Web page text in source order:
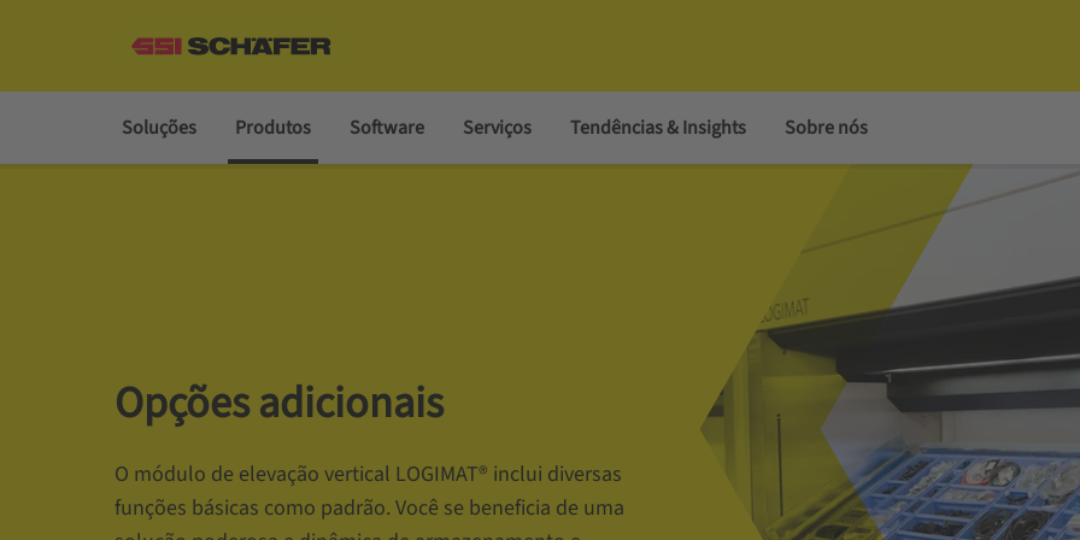
Soluções Produtos Software Serviços Tendências & Insights Sobre nós
Opções adicionais
O módulo de elevação vertical LOGIMAT® inclui diversas
funções básicas como padrão. Você se beneficia de uma